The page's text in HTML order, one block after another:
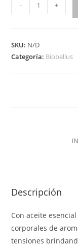
- +
SKU: N/D
Categoría: Biobellus
Descripción
Con aceite
corporales de
tensiones